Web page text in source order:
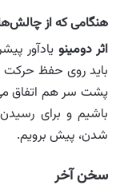
هنگامی که از
اثر دومینو یادآور
باید روی حفظ
پشت سر هم اتفاق
باشیم و برای
شدن، پیش برویم.
سخن آخر